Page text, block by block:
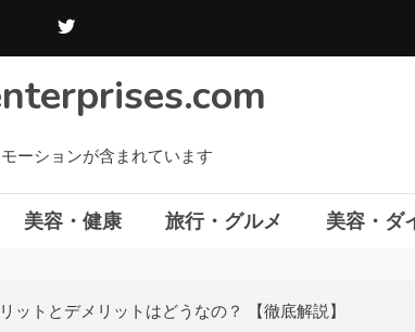
ーションが含まれています
美容・健康 旅行・グルメ 美容・ダ
トとデメリットはどうなの？ 【徹底解説】